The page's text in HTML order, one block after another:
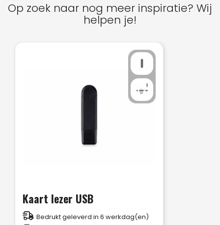
Op zoek naar nog meer inspiratie? Wij
helpen je!
Kaart lezer USB
Bedrukt geleverd in 6 werkdag(en)